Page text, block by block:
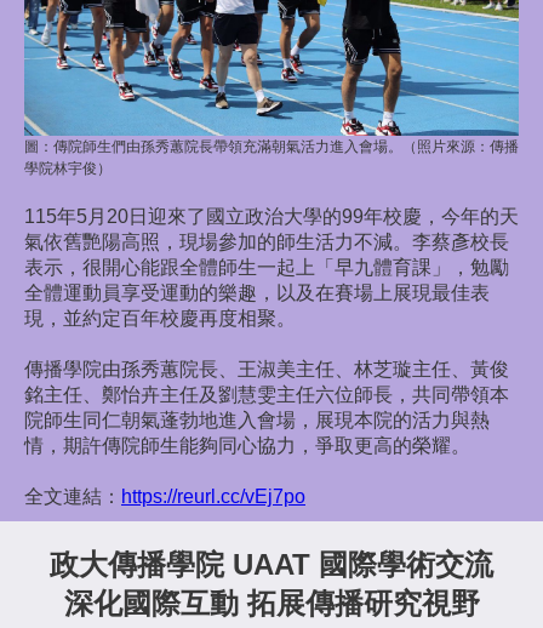
圖：傳院師生們由孫秀蕙院長帶領充滿朝氣活力進入會場。（照片來源： 傳播
學院林宇俊 ）
115年5月20日迎來了國立政治大學的99年校慶，今年的天
氣依舊艷陽高照，現場參加的師生活力不減。李蔡彥校長
表示，很開心能跟全體師生一起上「早九體育課」，勉勵
全體運動員享受運動的樂趣，以及在賽場上展現最佳表
現，並約定百年校慶再度相聚。
傳播學院由孫秀蕙院長、王淑美主任、林芝璇主任、黃俊
銘主任、鄭怡卉主任及劉慧雯主任六位師長，共同帶領本
院師生同仁朝氣蓬勃地進入會場，展現本院的活力與熱
情，期許傳院師生能夠同心協力，爭取更高的榮耀。
全文連結： https://reurl.cc/vEj7po
政大傳播學院 UAAT 國際學術交流
深化國際互動 拓展傳播研究視野